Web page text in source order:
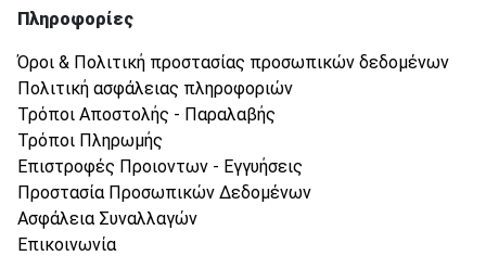
Πληροφορίες
Όροι & Πολιτική προστασίας προσωπικών δεδομένων
Πολιτική ασφάλειας πληροφοριών
Τρόποι Αποστολής - Παραλαβής
Τρόποι Πληρωμής
Επιστροφές Προιοντων - Εγγυήσεις
Προστασία Προσωπικών Δεδομένων
Ασφάλεια Συναλλαγών
Επικοινωνία